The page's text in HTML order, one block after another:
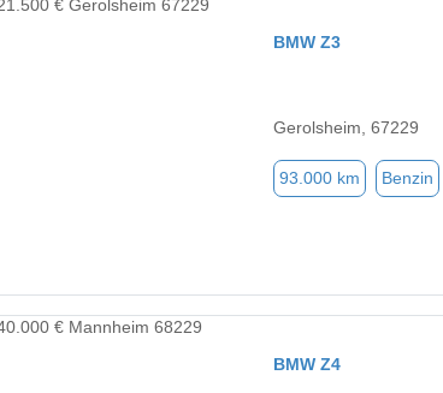
BMW Z3
Gerolsheim, 67229
93.000 km Benzin
BMW Z4